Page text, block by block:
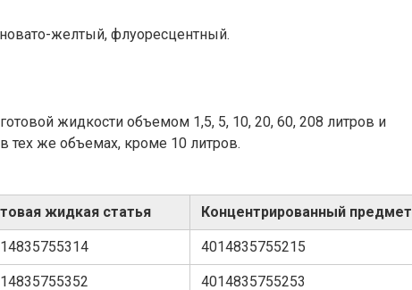
желтый, флуоресцентный.
жидкости объемом 1,5, 5, 10, 20, 60, 208 литров и
тех же объемах, кроме 10 литров.
жидкая статья Концентрированный предмет
4014835755215
4014835755253